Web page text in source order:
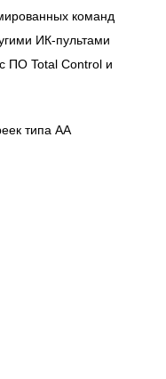
команд
ИК-пультами
ПО Total Control и
типа AA